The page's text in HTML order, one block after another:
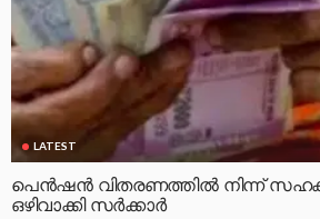
LATEST
പെൻഷൻ വിതരണത്തിൽ നിന്ന്
ഒഴിവാക്കി സർക്കാർ